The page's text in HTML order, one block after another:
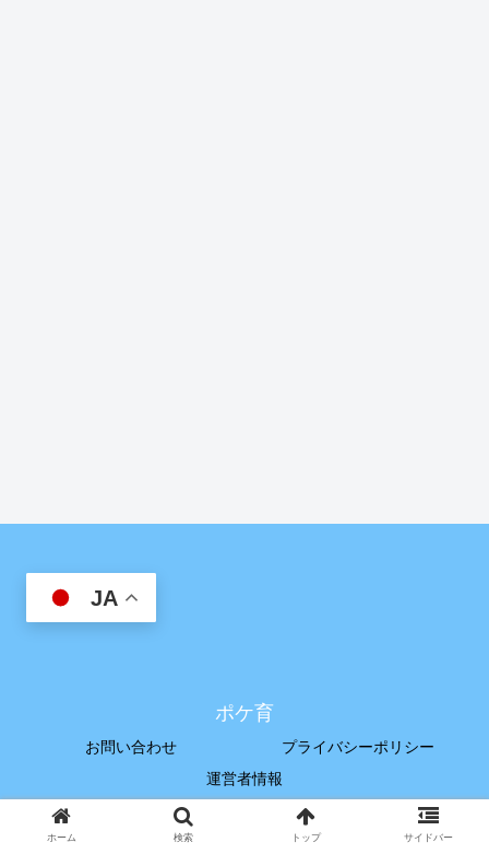
JA
ポケ育
お問い合わせ
プライバシーポリシー
運営者情報
© 2023 ポケ育.
ホーム 検索 トップ サイドバー